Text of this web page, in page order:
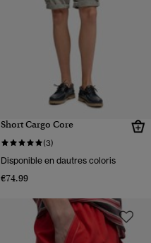
Short Cargo Core
(3)
Disponible en dautres coloris
€74.99